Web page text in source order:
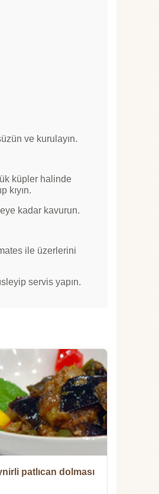
ve kurulayın.
küpler halinde
kıyın.
kadar kavurun.
ile üzerlerini
servis yapın.
patlıcan dolması